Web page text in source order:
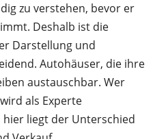
zu verstehen, bevor er
Deshalb ist die
Darstellung und
Autohäuser, die ihre
austauschbar. Wer
als Experte
liegt der Unterschied